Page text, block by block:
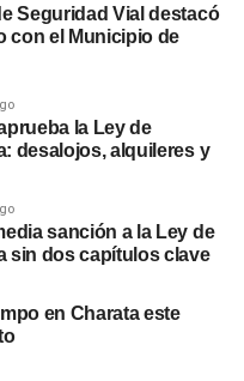
Seguridad Vial destacó
con el Municipio de
la Ley de
desalojos, alquileres y
sanción a la Ley de
sin dos capítulos clave
en Charata este